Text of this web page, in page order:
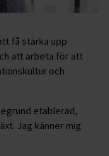
få stärka upp
att arbeta för att
och
etablerad,
Jag känner mig